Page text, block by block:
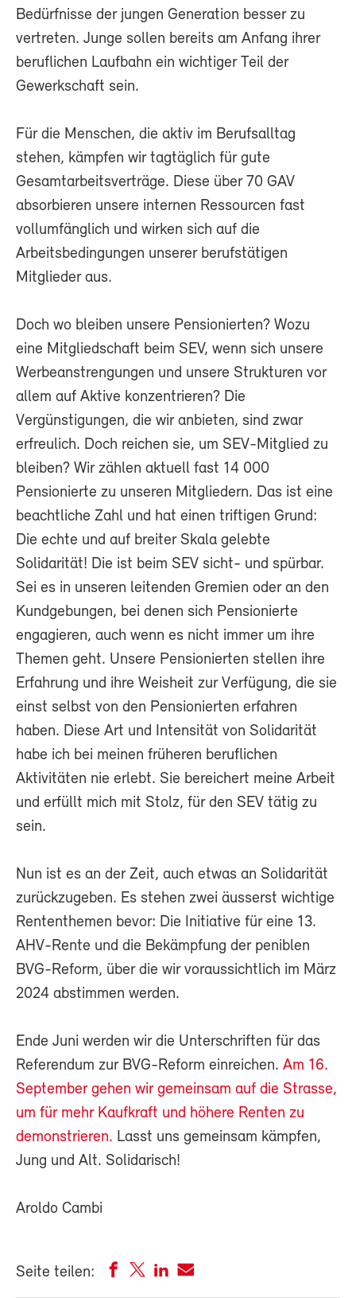
Bedürfnisse der jungen Generation besser zu
vertreten. Junge sollen bereits am Anfang ihrer
beruflichen Laufbahn ein wichtiger Teil der
Gewerkschaft sein.
Für die Menschen, die aktiv im Berufsalltag
stehen, kämpfen wir tagtäglich für gute
Gesamtarbeitsverträge. Diese über 70 GAV
absorbieren unsere internen Ressourcen fast
vollumfänglich und wirken sich auf die
Arbeitsbedingungen unserer berufstätigen
Mitglieder aus.
Doch wo bleiben unsere Pensionierten? Wozu
eine Mitgliedschaft beim SEV, wenn sich unsere
Werbeanstrengungen und unsere Strukturen vor
allem auf Aktive konzentrieren? Die
Vergünstigungen, die wir anbieten, sind zwar
erfreulich. Doch reichen sie, um SEV-Mitglied zu
bleiben? Wir zählen aktuell fast 14 000
Pensionierte zu unseren Mitgliedern. Das ist eine
beachtliche Zahl und hat einen triftigen Grund:
Die echte und auf breiter Skala gelebte
Solidarität! Die ist beim SEV sicht- und spürbar.
Sei es in unseren leitenden Gremien oder an den
Kundgebungen, bei denen sich Pensionierte
engagieren, auch wenn es nicht immer um ihre
Themen geht. Unsere Pensionierten stellen ihre
Erfahrung und ihre Weisheit zur Verfügung, die sie
einst selbst von den Pensionierten erfahren
haben. Diese Art und Intensität von Solidarität
habe ich bei meinen früheren beruflichen
Aktivitäten nie erlebt. Sie bereichert meine Arbeit
und erfüllt mich mit Stolz, für den SEV tätig zu
sein.
Nun ist es an der Zeit, auch etwas an Solidarität
zurückzugeben. Es stehen zwei äusserst wichtige
Rententhemen bevor: Die Initiative für eine 13.
AHV-Rente und die Bekämpfung der peniblen
BVG-Reform, über die wir voraussichtlich im März
2024 abstimmen werden.
Ende Juni werden wir die Unterschriften für das
Referendum zur BVG-Reform einreichen. Am 16.
September gehen wir gemeinsam auf die Strasse,
um für mehr Kaufkraft und höhere Renten zu
demonstrieren. Lasst uns gemeinsam kämpfen,
Jung und Alt. Solidarisch!
Aroldo Cambi
Seite teilen: